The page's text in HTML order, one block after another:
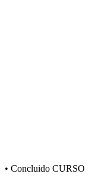
• Concluido CURSO